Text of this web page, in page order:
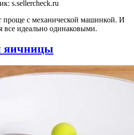
s.sellercheck.ru
проще с механической машинкой. И
все идеально одинаковыми.
яичницы